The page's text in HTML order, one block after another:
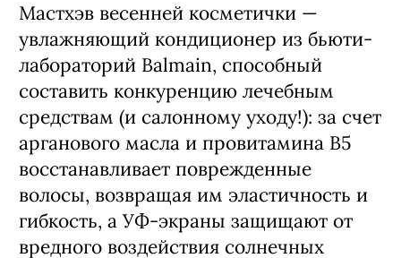
Мастхэв весенней косметички —
увлажняющий кондиционер из бьюти-
лабораторий Balmain, способный
составить конкуренцию лечебным
средствам (и салонному уходу!): за счет
арганового масла и провитамина B5
восстанавливает поврежденные
волосы, возвращая им эластичность и
гибкость, а УФ-экраны защищают от
вредного воздействия солнечных